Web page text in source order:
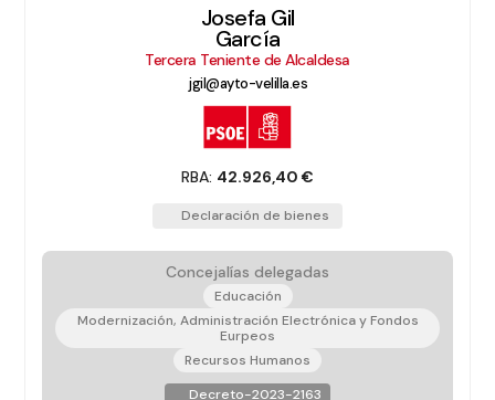
Josefa Gil
García
Tercera Teniente de Alcaldesa
jgil@ayto-velilla.es
RBA: 42.926,40 €
Declaración de bienes
Concejalías delegadas
Educación
Modernización, Administración Electrónica y Fondos
Eurpeos
Recursos Humanos
Decreto-2023-2163